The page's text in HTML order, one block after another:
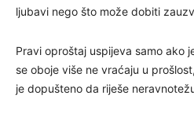
ljubavi nego što može dobiti
Pravi oproštaj uspijeva samo ako
se oboje više ne vraćaju u
je dopušteno da riješe